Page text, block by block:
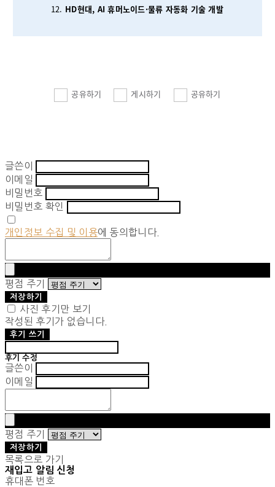
HD현대, AI 휴머노이드·물류 자동화 기술 개발
공유하기 게시하기 공유하기
글쓴이
이메일
비밀번호
비밀번호 확인
개인정보 수집 및 이용에 동의합니다.
평점 주기
저장하기
사진 후기만 보기
작성된 후기가 없습니다.
후기 쓰기
후기 수정
글쓴이
이메일
평점 주기
저장하기
목록으로 가기
재입고 알림 신청
휴대폰 번호